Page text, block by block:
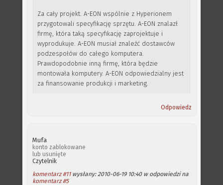
Za cały projekt. A-EON wspólnie z Hyperionem
przygotowali specyfikację sprzętu. A-EON znalazł
firmę, która taką specyfikację zaprojektuje i
wyprodukuje. A-EON musiał znaleźć dostawców
podzespołów do całego komputera.
Prawdopodobnie inną firmę, która będzie
montowała komputery. A-EON odpowiedzialny jest
za finansowanie produkcji i marketing.
Odpowiedz
Mufa
konto zablokowane
lub usunięte
Czytelnik
komentarz #11wysłany: 2010-06-19 10:40 w odpowiedzi na
komentarz #5